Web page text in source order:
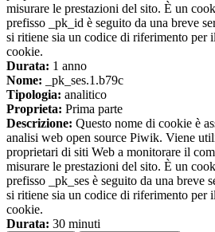
misurare le prestazioni del sito. È un
prefisso _pk_id è seguito da una breve
si ritiene sia un codice di riferimento per
cookie.
Durata: 1 anno
Nome: _pk_ses.1.b79c
Tipologia: analitico
Proprieta: Prima parte
Descrizione: Questo nome di cookie è
analisi web open source Piwik. Viene
proprietari di siti Web a monitorare il
misurare le prestazioni del sito. È un
prefisso _pk_ses è seguito da una breve
si ritiene sia un codice di riferimento per
cookie.
Durata: 30 minuti